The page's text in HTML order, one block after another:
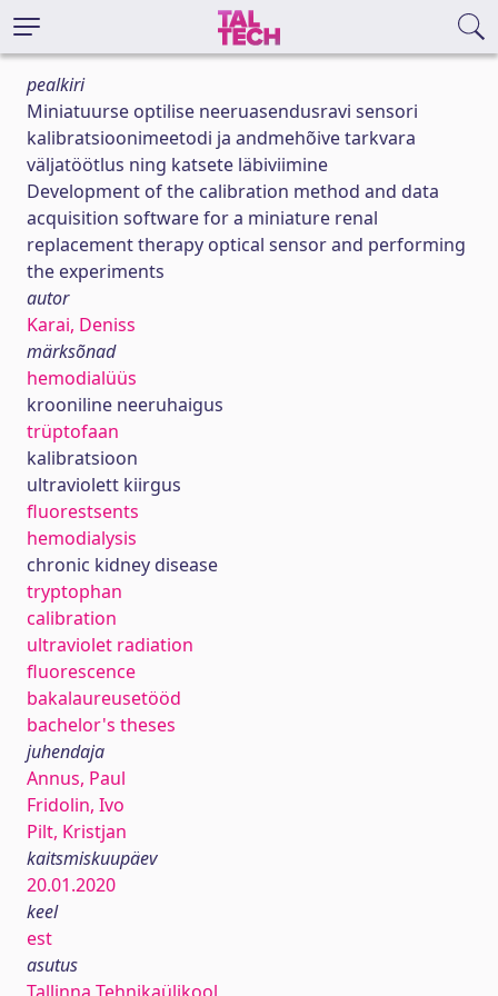
pealkiri
Miniatuurse optilise neeruasendusravi sensori
kalibratsioonimeetodi ja andmehõive tarkvara
väljatöötlus ning katsete läbiviimine
Development of the calibration method and data
acquisition software for a miniature renal
replacement therapy optical sensor and performing
the experiments
autor
Karai, Deniss
märksõnad
hemodialüüs
krooniline neeruhaigus
trüptofaan
kalibratsioon
ultraviolett kiirgus
fluorestsents
hemodialysis
chronic kidney disease
tryptophan
calibration
ultraviolet radiation
fluorescence
bakalaureusetööd
bachelor's theses
juhendaja
Annus, Paul
Fridolin, Ivo
Pilt, Kristjan
kaitsmiskuupäev
20.01.2020
keel
est
asutus